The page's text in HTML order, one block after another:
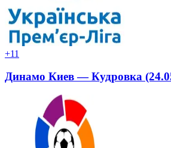
+11
Динамо Киев — Кудровка